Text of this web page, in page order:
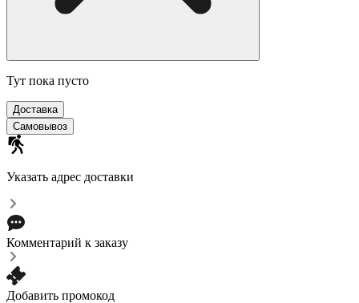
Тут пока пусто
Доставка
Самовывоз
Указать адрес доставки
Комментарий к заказу
Добавить промокод